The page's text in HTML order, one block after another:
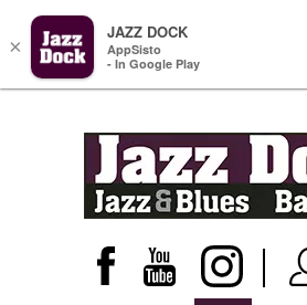
×
JAZZ DOCK
AppSisto
- In Google Play